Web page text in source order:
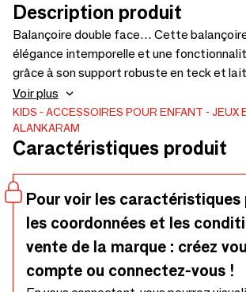
Description produit
Balançoire double face… Cette
élégance intemporelle et une
grâce à son support robuste en teck et
réversible permet une utilisation des deux
ainsi sa polyvalence. Le dossier est réalisé
tissé alliant esthétique et confort. Cette
faire traditionnel et design contemporain,
d'ameublement est en supplément selon le
770 x 1385
Voir plus
KIDS ACCESSOIRES POUR ENFANT
JEUX
ALANKARAM
Caractéristiques produit
Pour voir les caractéristiques
les coordonnées et les
vente de la marque : créez
compte ou connectez-vous !